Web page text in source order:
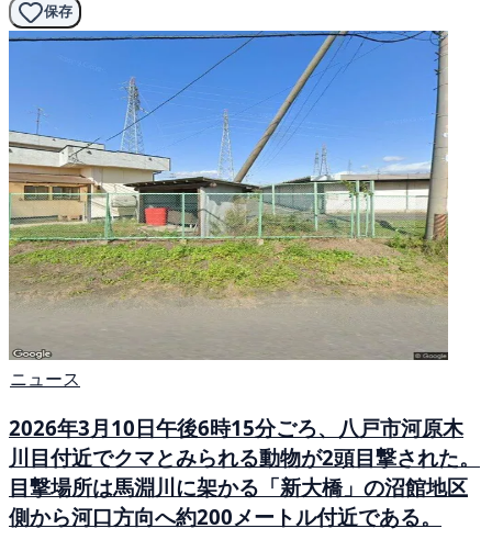
保存
ニュース
2026年3月10日午後6時15分ごろ、八戸市河原木
川目付近でクマとみられる動物が2頭目撃された。
目撃場所は馬淵川に架かる「新大橋」の沼館地区
側から河口方向へ約200メートル付近である。